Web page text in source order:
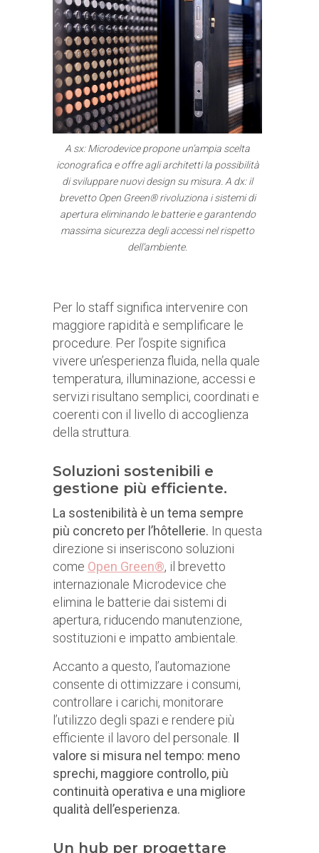
A sx: Microdevice propone un’ampia scelta
iconografica e offre agli architetti la possibilità
di sviluppare nuovi design su misura. A dx: il
brevetto Open Green® rivoluziona i sistemi di
apertura eliminando le batterie e garantendo
massima sicurezza degli accessi nel rispetto
dell’ambiente.
Per lo staff significa intervenire con
maggiore rapidità e semplificare le
procedure. Per l’ospite significa
vivere un’esperienza fluida, nella quale
temperatura, illuminazione, accessi e
servizi risultano semplici, coordinati e
coerenti con il livello di accoglienza
della struttura.
Soluzioni sostenibili e
gestione più efficiente.
La sostenibilità è un tema sempre
più concreto per l’hôtellerie. In questa
direzione si inseriscono soluzioni
come Open Green®, il brevetto
internazionale Microdevice che
elimina le batterie dai sistemi di
apertura, riducendo manutenzione,
sostituzioni e impatto ambientale.
Accanto a questo, l’automazione
consente di ottimizzare i consumi,
controllare i carichi, monitorare
l’utilizzo degli spazi e rendere più
efficiente il lavoro del personale. Il
valore si misura nel tempo: meno
sprechi, maggiore controllo, più
continuità operativa e una migliore
qualità dell’esperienza.
Un hub per progettare